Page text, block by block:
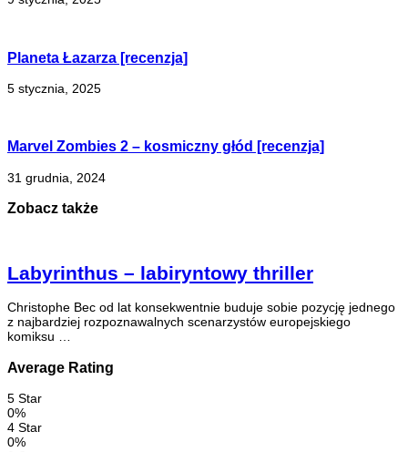
Planeta Łazarza [recenzja]
5 stycznia, 2025
Marvel Zombies 2 – kosmiczny głód [recenzja]
31 grudnia, 2024
Zobacz także
Labyrinthus – labiryntowy thriller
Christophe Bec od lat konsekwentnie buduje sobie pozycję jednego
z najbardziej rozpoznawalnych scenarzystów europejskiego
komiksu …
Average Rating
5 Star
0%
4 Star
0%